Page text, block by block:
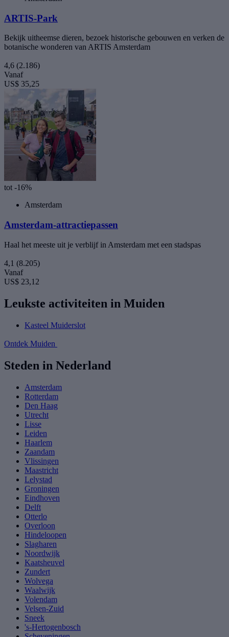
ARTIS-Park
Bekijk uitheemse dieren, bezoek historische gebouwen en verken de
botanische wonderen van ARTIS Amsterdam
4,6 (2.186)
Vanaf
US$ 35,25
tot -16%
Amsterdam
Amsterdam-attractiepassen
Haal het meeste uit je verblijf in Amsterdam met een stadspas
4,1 (8.205)
Vanaf
US$ 23,12
Leukste activiteiten in Muiden
Kasteel Muiderslot
Ontdek Muiden
Steden in Nederland
Amsterdam
Rotterdam
Den Haag
Utrecht
Lisse
Leiden
Haarlem
Zaandam
Vlissingen
Maastricht
Lelystad
Groningen
Eindhoven
Delft
Otterlo
Overloon
Hindeloopen
Slagharen
Noordwijk
Kaatsheuvel
Zundert
Wolvega
Waalwijk
Volendam
Velsen-Zuid
Sneek
's-Hertogenbosch